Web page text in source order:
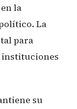
la
La
para
su